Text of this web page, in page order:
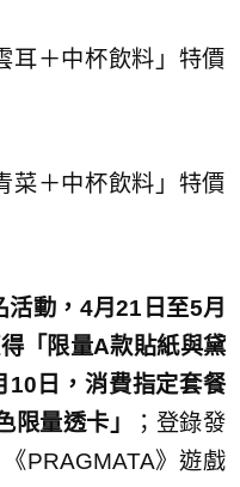
耳＋中杯飲料」特價
菜＋中杯飲料」特價
動，4月21日至5月
「限量A款貼紙與黛
10日，消費指定套餐
限量透卡」
；登錄發
PRAGMATA》遊戲